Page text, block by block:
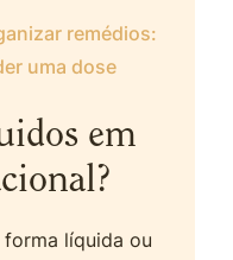
remédios:
uma dose
em
líquida ou